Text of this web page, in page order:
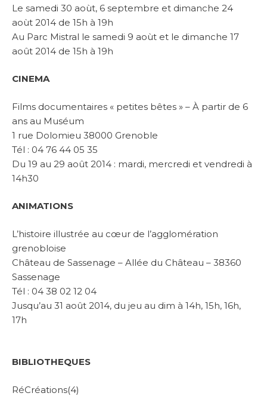
Le samedi 30 aoùt, 6 septembre et dimanche 24
aoùt 2014 de 15h à 19h
Au Parc Mistral le samedi 9 aoùt et le dimanche 17
août 2014 de 15h à 19h
CINEMA
Films documentaires « petites bêtes » – À partir de 6
ans au Muséum
1 rue Dolomieu 38000 Grenoble
Tél : 04 76 44 05 35
Du 19 au 29 août 2014 : mardi, mercredi et vendredi à
14h30
ANIMATIONS
L’histoire illustrée au cœur de l’agglomération
grenobloise
Château de Sassenage – Allée du Château – 38360
Sassenage
Tél : 04 38 02 12 04
Jusqu’au 31 août 2014, du jeu au dim à 14h, 15h, 16h,
17h
BIBLIOTHEQUES
RéCréations(4)